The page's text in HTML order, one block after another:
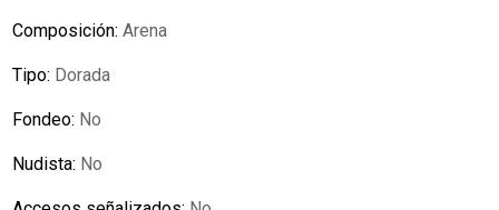
Composición:Arena
Tipo: Dorada
Fondeo: No
Nudista: No